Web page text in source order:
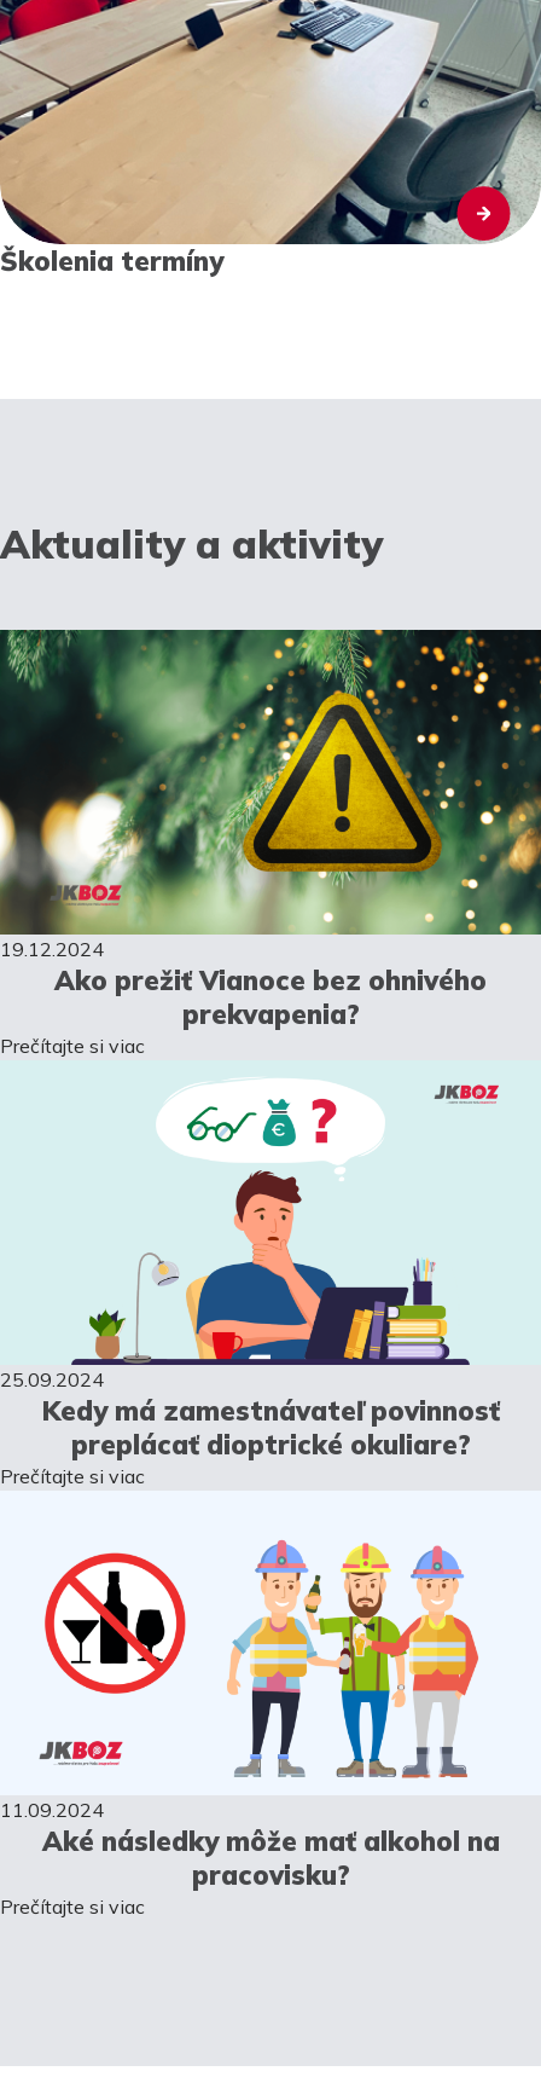
Školenia termíny
Aktuality a aktivity
19.12.2024
Ako prežiť Vianoce bez ohnivého
prekvapenia?
Prečítajte si viac
25.09.2024
Kedy má zamestnávateľ povinnosť
preplácať dioptrické okuliare?
Prečítajte si viac
11.09.2024
Aké následky môže mať alkohol na
pracovisku?
Prečítajte si viac